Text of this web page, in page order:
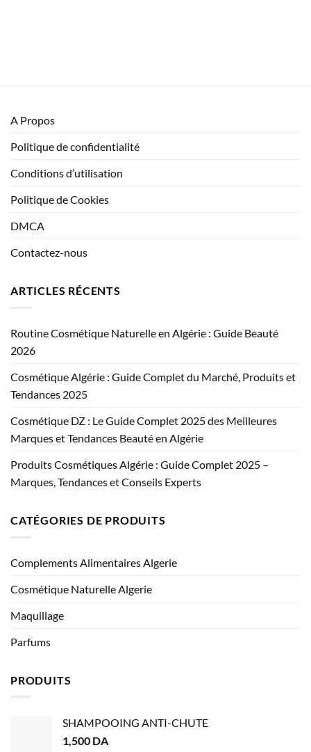
A Propos
Politique de confidentialité
Conditions d’utilisation
Politique de Cookies
DMCA
Contactez-nous
ARTICLES RÉCENTS
Routine Cosmétique Naturelle en Algérie : Guide Beauté
2026
Cosmétique Algérie : Guide Complet du Marché, Produits et
Tendances 2025
Cosmétique DZ : Le Guide Complet 2025 des Meilleures
Marques et Tendances Beauté en Algérie
Produits Cosmétiques Algérie : Guide Complet 2025 –
Marques, Tendances et Conseils Experts
CATÉGORIES DE PRODUITS
Complements Alimentaires Algerie
Cosmétique Naturelle Algerie
Maquillage
Parfums
PRODUITS
SHAMPOOING ANTI-CHUTE
1,500 DA